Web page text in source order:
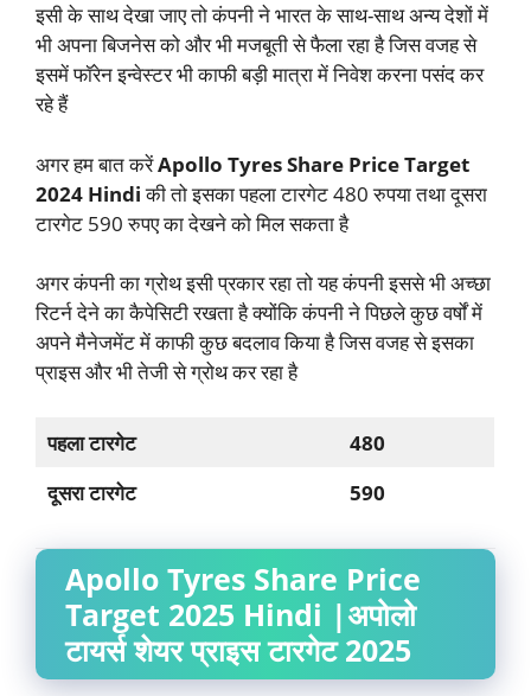
इसी के साथ देखा जाए तो कंपनी ने भारत के साथ-साथ अन्य देशों में
भी अपना बिजनेस को और भी मजबूती से फैला रहा है जिस वजह से
इसमें फॉरेन इन्वेस्टर भी काफी बड़ी मात्रा में निवेश करना पसंद कर
रहे हैं
अगर हम बात करेंApollo TyresShare Price Target
2024 Hindiकी तो इसका पहला टारगेट 480 रुपया तथा दूसरा
टारगेट 590 रुपए का देखने को मिल सकता है
अगर कंपनी का ग्रोथ इसी प्रकार रहा तो यह कंपनी इससे भी अच्छा
रिटर्न देने का कैपेसिटी रखता है क्योंकि कंपनी ने पिछले कुछ वर्षों में
अपने मैनेजमेंट में काफी कुछ बदलाव किया है जिस वजह से इसका
प्राइस और भी तेजी से ग्रोथ कर रहा है
पहला टारगेट
480
दूसरा टारगेट
590
Apollo Tyres Share Price
Target 2025 Hindi |अपोलो
टायर्सशेयर प्राइस टारगेट 2025